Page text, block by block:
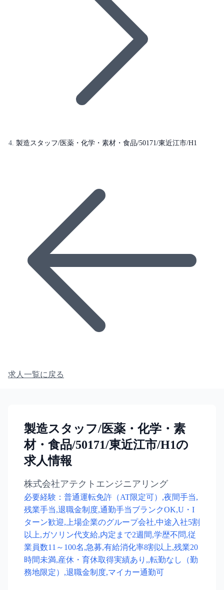
製造スタッフ/医薬・化学・素材・食品/50171/東近江市/H1
求人一覧に戻る
製造スタッフ/医薬・化学・素
材・食品/50171/東近江市/H1の
求人情報
株式会社アテクトエンジニアリング
必要経験：普通運転免許（AT限定可）,夜間手当,
残業手当,退職金制度,通勤手当ブランクOK,U・I
ターン歓迎,上場企業のグループ会社,中途入社5割
以上,ガソリン代支給,内定まで2週間,学歴不問,従
業員数11～100名,急募,有給消化率8割以上,残業20
時間未満,産休・育休取得実績あり,,転勤なし（勤
務地限定）,退職金制度,マイカー通勤可